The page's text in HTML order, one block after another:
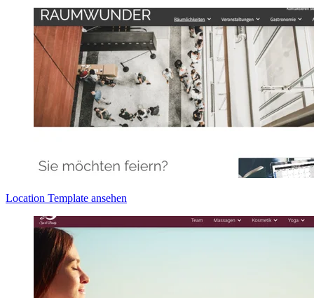
Location Template ansehen